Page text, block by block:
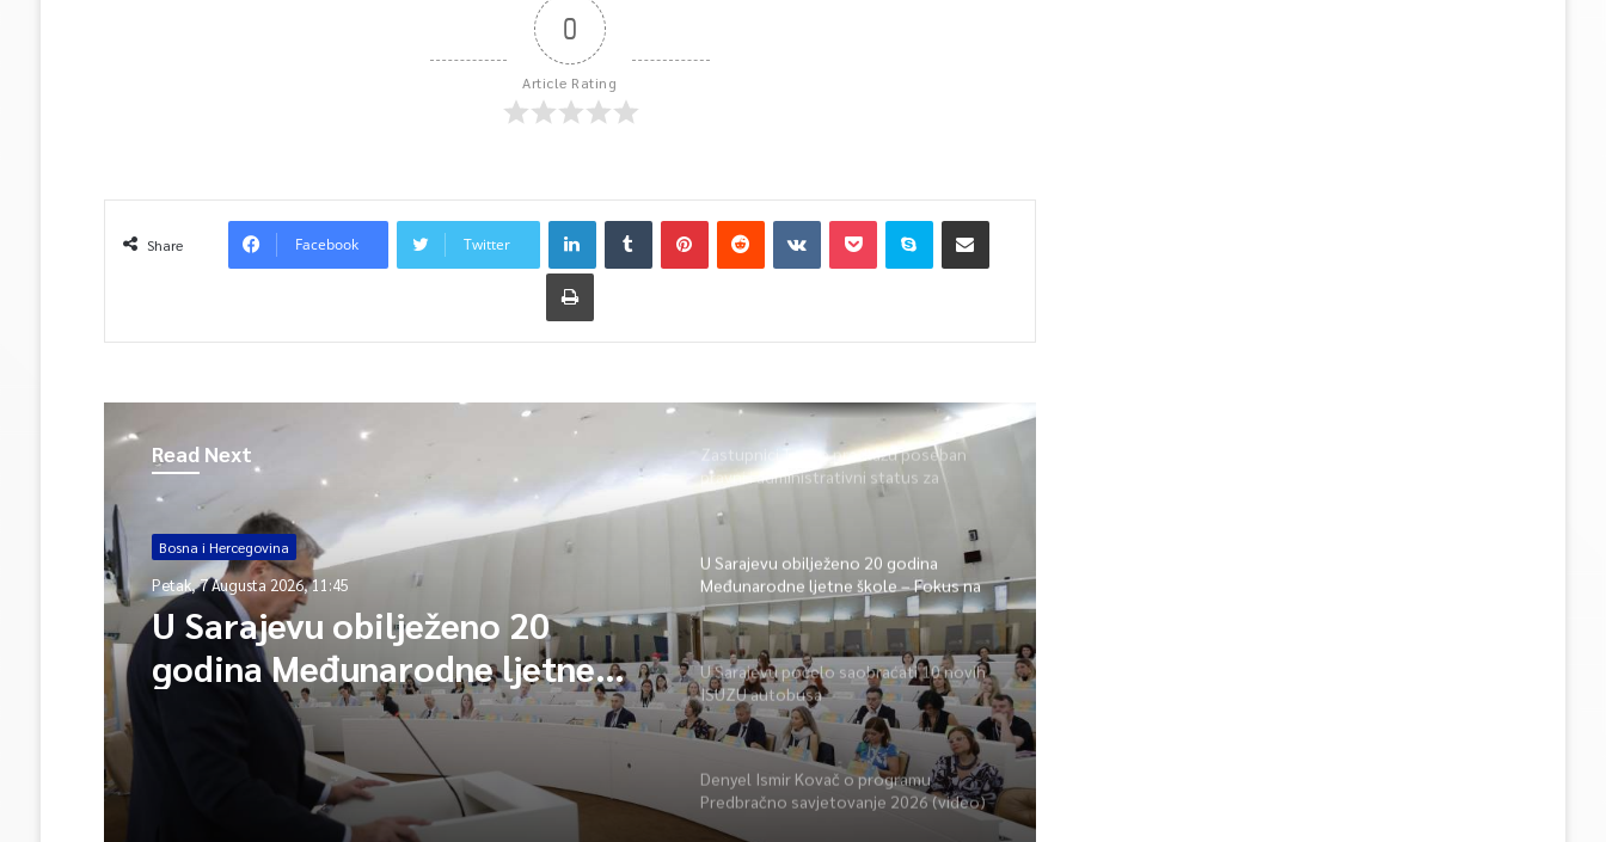
0
Article Rating
Share Facebook Twitter
Read Next
Bosna i Hercegovina
Petak, 7 Augusta 2026, 11:45
U Sarajevu obilježeno 20
godina Međunarodne ljetne
škole – Fokus na izazovima
međunarodne pravde
Zastupnici Trojke predlažu poseban
pravni i administrativni status za
Memorijalni centar Srebrenica
U Sarajevu obilježeno 20 godina
Međunarodne ljetne škole – Fokus na
izazovima međunarodne pravde
U Sarajevu počelo saobraćati 10 novih
ISUZU autobusa
Denyel Ismir Kovač o programu
Predbračno savjetovanje 2026 (video)